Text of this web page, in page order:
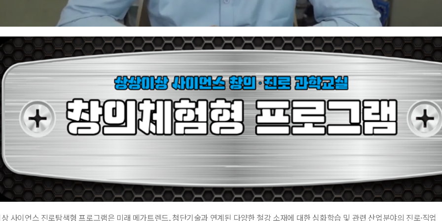
사이언스 진로탐색형 프로그램은 미래 메가트렌드, 첨단기술과 연계된 다양한 철강 소재에 대한 심화학습 및 관련 산업분야의 진로·직업